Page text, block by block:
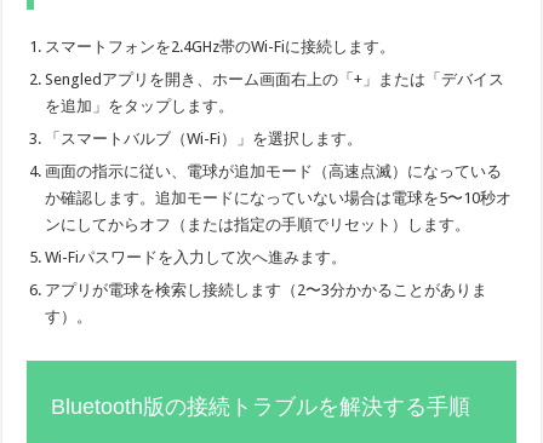
スマートフォンを2.4GHz帯のWi-Fiに接続します。
Sengledアプリを開き、ホーム画面右上の「+」または「デバイス
を追加」をタップします。
「スマートバルブ（Wi-Fi）」を選択します。
画面の指示に従い、電球が追加モード（高速点滅）になっている
か確認します。追加モードになっていない場合は電球を5〜10秒オ
ンにしてからオフ（または指定の手順でリセット）します。
Wi-Fiパスワードを入力して次へ進みます。
アプリが電球を検索し接続します（2〜3分かかることがありま
す）。
Bluetooth版の接続トラブルを解決する手順